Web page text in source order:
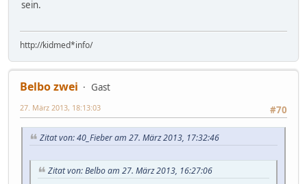
sein.
http://kidmed*info/
Belbo zwei
Gast
#70
27. März 2013, 18:13:03
Zitat von: 40_Fieber am 27. März 2013, 17:32:46
Zitat von: Belbo am 27. März 2013, 16:27:06